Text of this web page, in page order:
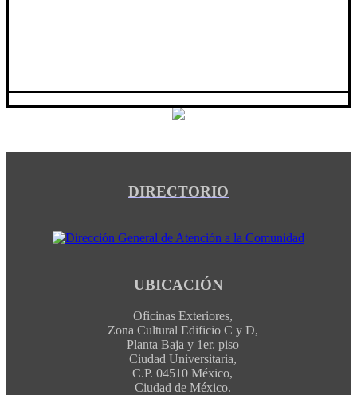
DIRECTORIO
UBICACIÓN
Oficinas Exteriores,
Zona Cultural Edificio C y D,
Planta Baja y 1er. piso
Ciudad Universitaria,
C.P. 04510 México,
Ciudad de México.